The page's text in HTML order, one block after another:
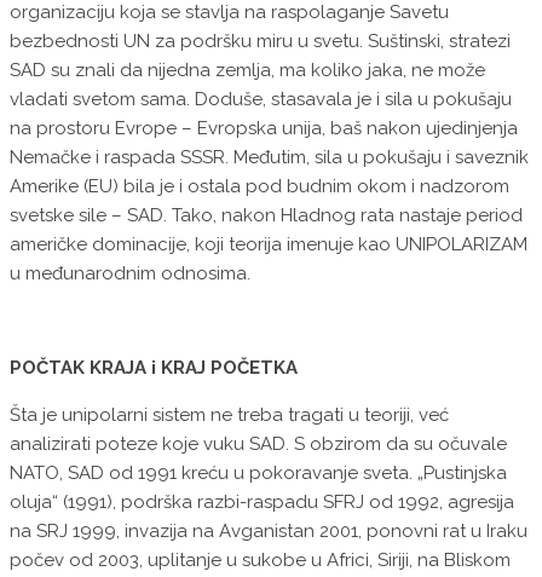
organizaciju koja se stavlja na raspolaganje Savetu
bezbednosti UN za podršku miru u svetu. Suštinski, stratezi
SAD su znali da nijedna zemlja, ma koliko jaka, ne može
vladati svetom sama. Doduše, stasavala je i sila u pokušaju
na prostoru Evrope – Evropska unija, baš nakon ujedinjenja
Nemačke i raspada SSSR. Međutim, sila u pokušaju i saveznik
Amerike (EU) bila je i ostala pod budnim okom i nadzorom
svetske sile – SAD. Tako, nakon Hladnog rata nastaje period
američke dominacije, koji teorija imenuje kao UNIPOLARIZAM
u međunarodnim odnosima.
POČTAK KRAJA i KRAJ POČETKA
Šta je unipolarni sistem ne treba tragati u teoriji, već
analizirati poteze koje vuku SAD. S obzirom da su očuvale
NATO, SAD od 1991 kreću u pokoravanje sveta. „Pustinjska
oluja“ (1991), podrška razbi-raspadu SFRJ od 1992, agresija
na SRJ 1999, invazija na Avganistan 2001, ponovni rat u Iraku
počev od 2003, uplitanje u sukobe u Africi, Siriji, na Bliskom